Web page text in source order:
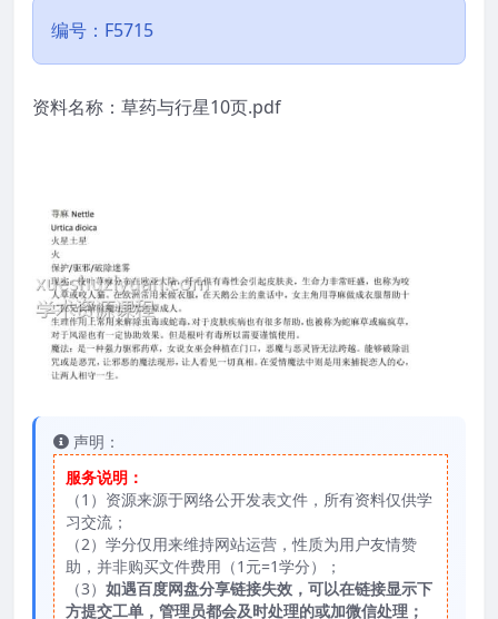
编号：F5715
资料名称：草药与行星10页.pdf
声明：
服务说明：
（1）资源来源于网络公开发表文件，所有资料仅供学
习交流；
（2）学分仅用来维持网站运营，性质为用户友情赞
助，并非购买文件费用（1元=1学分）；
（3） 如遇百度网盘分享链接失效，可以在链接显示下
方提交工单，管理员都会及时处理的或加微信处理；